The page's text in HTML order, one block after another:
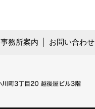
事務所案内 お問い合わせ